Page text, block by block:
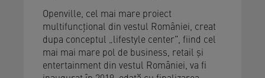
Openville, cel mai mare proiect
multifuncțional din vestul României, creat
dupa conceptul „lifestyle center”, fiind cel
mai mai mare pol de business, retail şi
entertainment din vestul României, va fi